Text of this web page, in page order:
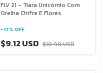
FLV 21 - Tiara Unicórnio Com
Orelha Chifre E Flores
-17% OFF
$9.12 USD $10.98 USD